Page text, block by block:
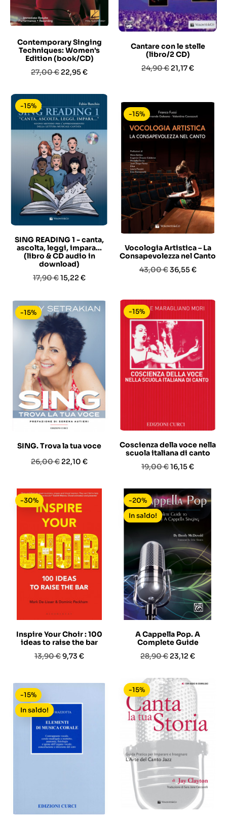
Contemporary Singing
Techniques: Women's
Edition (book/CD)
Prezzo
27,00 € Prezzo
22,95 €
Cantare con le stelle
(libro/2 CD)
Prezzo
24,90 € Prezzo
21,17 €
SING READING 1 - canta,
ascolta, leggi, impara...
(libro & CD audio in
download)
Prezzo
17,90 €Prezzo
15,22 €
-15%
Vocologia Artistica – La
Consapevolezza nel Canto
Prezzo
43,00 €Prezzo
36,55 €
-15%
SING. Trova la tua voce
Prezzo
26,00 € Prezzo
22,10 €
-15%
Coscienza della voce nella
scuola italiana di canto
Prezzo
19,00 €Prezzo
16,15 €
-15%
Inspire Your Choir : 100
ideas to raise the bar
Prezzo
13,90 €Prezzo
9,73 €
-30%
A Cappella Pop. A
Complete Guide
Prezzo
28,90 € Prezzo
23,12 €
-20%
In saldo!
-15%
In saldo!
-15%